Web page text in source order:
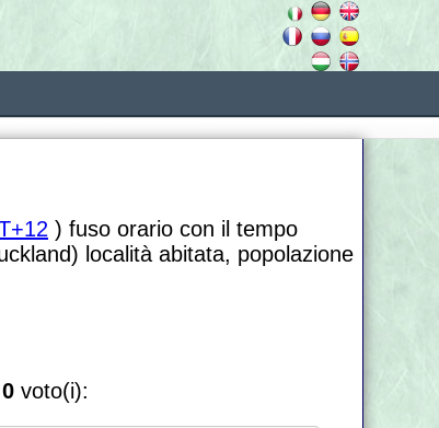
) fuso orario con il tempo
località abitata, popolazione
0 voto(i):